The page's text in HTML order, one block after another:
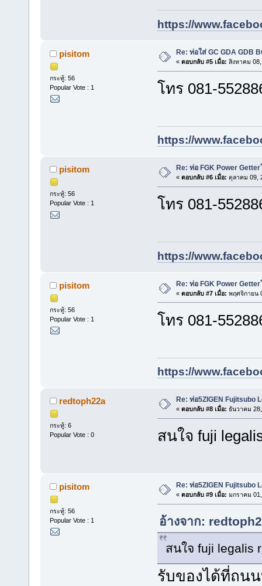
https://
pisitom
กระทู้: 56
Popular Vote : 1
Re: ท่อใส่ GC GDA GDB
« ตอบกลับ #5 เมื่อ: สิงหาคม
โทร 081-
https://
pisitom
กระทู้: 56
Popular Vote : 1
Re: ท่อ FGK Power Getter
« ตอบกลับ #6 เมื่อ: ตุลาคม 09,
โทร 081-
https://
pisitom
กระทู้: 56
Popular Vote : 1
Re: ท่อ FGK Power Getter
« ตอบกลับ #7 เมื่อ: พฤศจิกายน
โทร 081-
https://
redtoph22a
กระทู้: 6
Popular Vote : 0
Re: ท่อ5ZIGEN Fujitsubo
« ตอบกลับ #8 เมื่อ: ธันวาคม
สนใจ fuji
pisitom
กระทู้: 56
Popular Vote : 1
Re: ท่อ5ZIGEN Fujitsubo
« ตอบกลับ #9 เมื่อ: มกราคม
อ้างจาก:
สนใจ fuji legalis
รับของได้ที่ถน